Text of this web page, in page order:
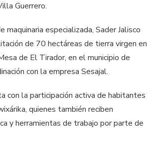
Guerrero.
maquinaria especializada, Sader Jalisco
de 70 hectáreas de tierra virgen en
de El Tirador, en el municipio de
con la empresa Sesajal.
con la participación activa de habitantes
quienes también reciben
y herramientas de trabajo por parte de